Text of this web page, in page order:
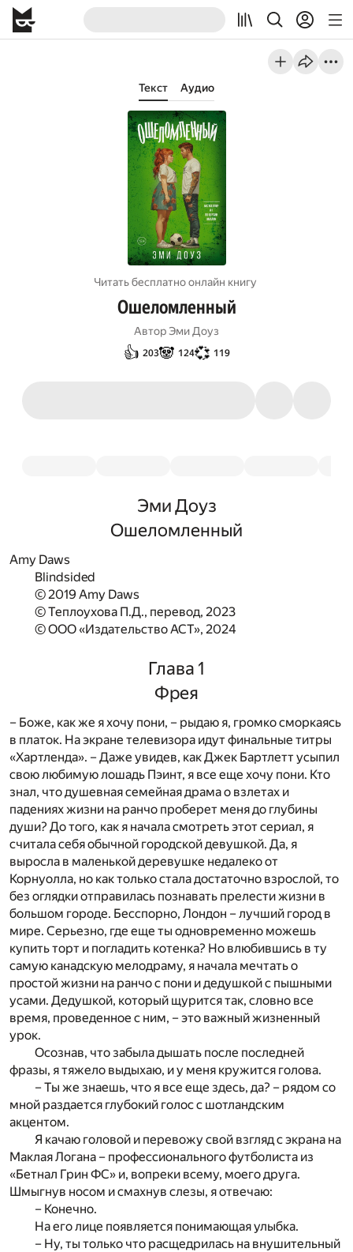
Текст Аудио
Читать бесплатно онлайн книгу
Ошеломленный
АвторЭми Доуз
👍 203🐼 124💞 119
Эми Доуз
Ошеломленный
Amy Daws
Blindsided
© 2019 Amy Daws
© Теплоухова П.Д., перевод, 2023
© ООО «Издательство АСТ», 2024
Глава 1
Фрея
– Боже, как же я хочу пони, – рыдаю я, громко сморкаясь
в платок. На экране телевизора идут финальные титры
«Хартленда». – Даже увидев, как Джек Бартлетт усыпил
свою любимую лошадь Пэинт, я все еще хочу пони. Кто
знал, что душевная семейная драма о взлетах и
падениях жизни на ранчо проберет меня до глубины
души? До того, как я начала смотреть этот сериал, я
считала себя обычной городской девушкой. Да, я
выросла в маленькой деревушке недалеко от
Корнуолла, но как только стала достаточно взрослой, то
без оглядки отправилась познавать прелести жизни в
большом городе. Бесспорно, Лондон – лучший город в
мире. Серьезно, где еще ты одновременно можешь
купить торт и погладить котенка? Но влюбившись в ту
самую канадскую мелодраму, я начала мечтать о
простой жизни на ранчо с пони и дедушкой с пышными
усами. Дедушкой, который щурится так, словно все
время, проведенное с ним, – это важный жизненный
урок.
Осознав, что забыла дышать после последней
фразы, я тяжело выдыхаю, и у меня кружится голова.
– Ты же знаешь, что я все еще здесь, да? – рядом со
мной раздается глубокий голос с шотландским
акцентом.
Я качаю головой и перевожу свой взгляд с экрана на
Маклая Логана – профессионального футболиста из
«Бетнал Грин ФС» и, вопреки всему, моего друга.
Шмыгнув носом и смахнув слезы, я отвечаю:
– Конечно.
На его лице появляется понимающая улыбка.
– Ну, ты только что расщедрилась на внушительный